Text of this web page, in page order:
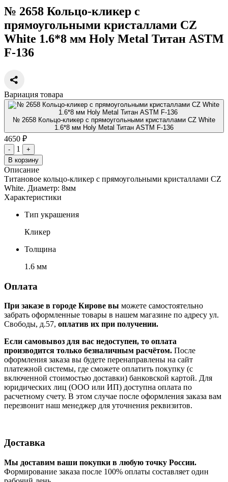
№ 2658 Кольцо-кликер с
прямоугольными кристаллами CZ
White 1.6*8 мм Holy Metal Титан ASTM
F-136
Вариация товара
№ 2658 Кольцо-кликер с прямоугольными кристаллами CZ White
1.6*8 мм Holy Metal Титан ASTM F-136
4650 ₽
- 1
+
В корзину
Описание
Титановое кольцо-кликер с прямоугольными кристаллами CZ
White. Диаметр: 8мм
Характеристики
Тип украшения
Кликер
Толщина
1.6 мм
Оплата
При заказе в городе Кирове вы можете самостоятельно
забрать оформленные товары в нашем магазине по адресу ул.
Свободы, д.57, оплатив их при получении.
Если самовывоз для вас недоступен, то оплата
производится только безналичным расчётом. После
оформления заказа вы будете перенаправлены на сайт
платежной системы, где сможете оплатить покупку (с
включенной стоимостью доставки) банковской картой. Для
юридических лиц (ООО или ИП) доступна оплата по
расчетному счету. В этом случае после оформления заказа вам
перезвонит наш менеджер для уточнения реквизитов.
Доставка
Мы доставим ваши покупки в любую точку России.
Формирование заказа после 100% оплаты составляет один